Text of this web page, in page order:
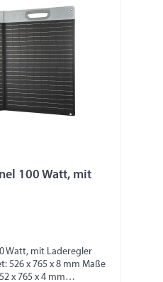
100 Watt, mit
Watt, mit Laderegler
526 x 765 x 8 mm Maße
x 765 x 4 mm